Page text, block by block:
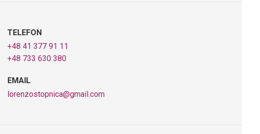
TELEFON
+48 41 377 91 11
+48 733 630 380
EMAIL
lorenzostopnica@gmail.com